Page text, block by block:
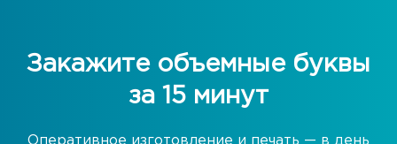
Закажите объемные буквы
за 15 минут
Оперативное изготовление и печать — в день